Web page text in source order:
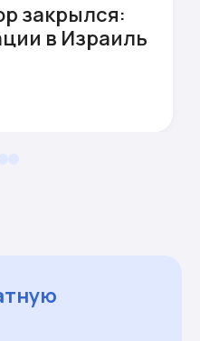
закрылся:
в Израиль